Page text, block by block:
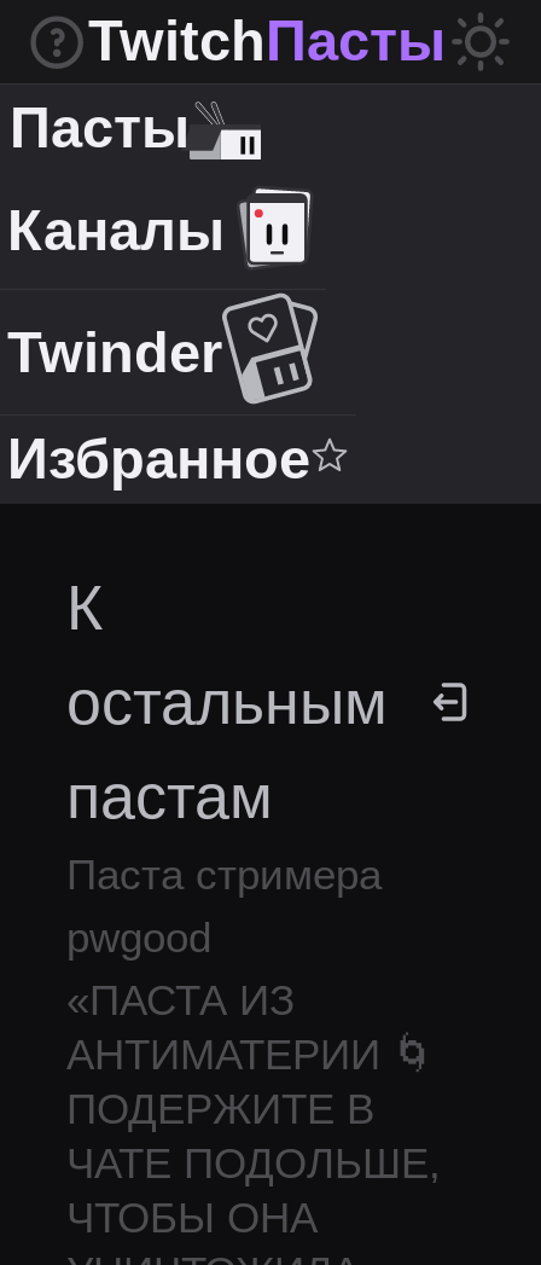
TwitchПасты
Пасты
Каналы
Twinder
Избранное
К
остальным
пастам
Паста стримера
pwgood
«ПАСТА ИЗ
АНТИМАТЕРИИ 🌀
ПОДЕРЖИТЕ В
ЧАТЕ ПОДОЛЬШЕ,
ЧТОБЫ ОНА